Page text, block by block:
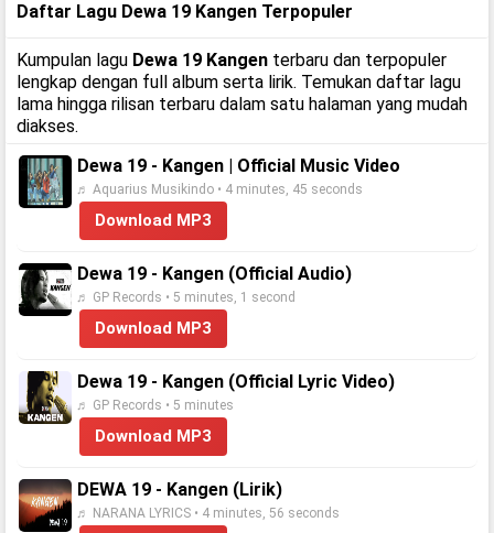
Daftar Lagu Dewa 19 Kangen Terpopuler
Kumpulan lagu Dewa 19 Kangen terbaru dan terpopuler
lengkap dengan full album serta lirik. Temukan daftar lagu
lama hingga rilisan terbaru dalam satu halaman yang mudah
diakses.
Dewa 19 - Kangen | Official Music Video
♬ Aquarius Musikindo • 4 minutes, 45 seconds
Download MP3
Dewa 19 - Kangen (Official Audio)
♬ GP Records • 5 minutes, 1 second
Download MP3
Dewa 19 - Kangen (Official Lyric Video)
♬ GP Records • 5 minutes
Download MP3
DEWA 19 - Kangen (Lirik)
♬ NARANA LYRICS • 4 minutes, 56 seconds